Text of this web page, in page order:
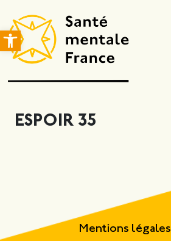
Ouvrir la barre d’outils
ESPOIR 35
Mentions légales